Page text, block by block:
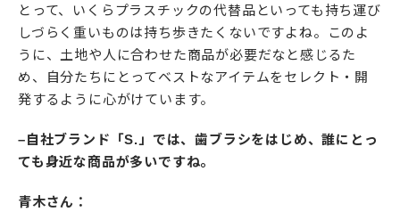
とって、いくらプラスチックの代替品といっても持ち運び
しづらく重いものは持ち歩きたくないですよね。このよ
うに、土地や人に合わせた商品が必要だなと感じるた
め、自分たちにとってベストなアイテムをセレクト・開
発するように心がけています。
–自社ブランド「S.」では、歯ブラシをはじめ、誰にとっ
ても身近な商品が多いですね。
青木さん：